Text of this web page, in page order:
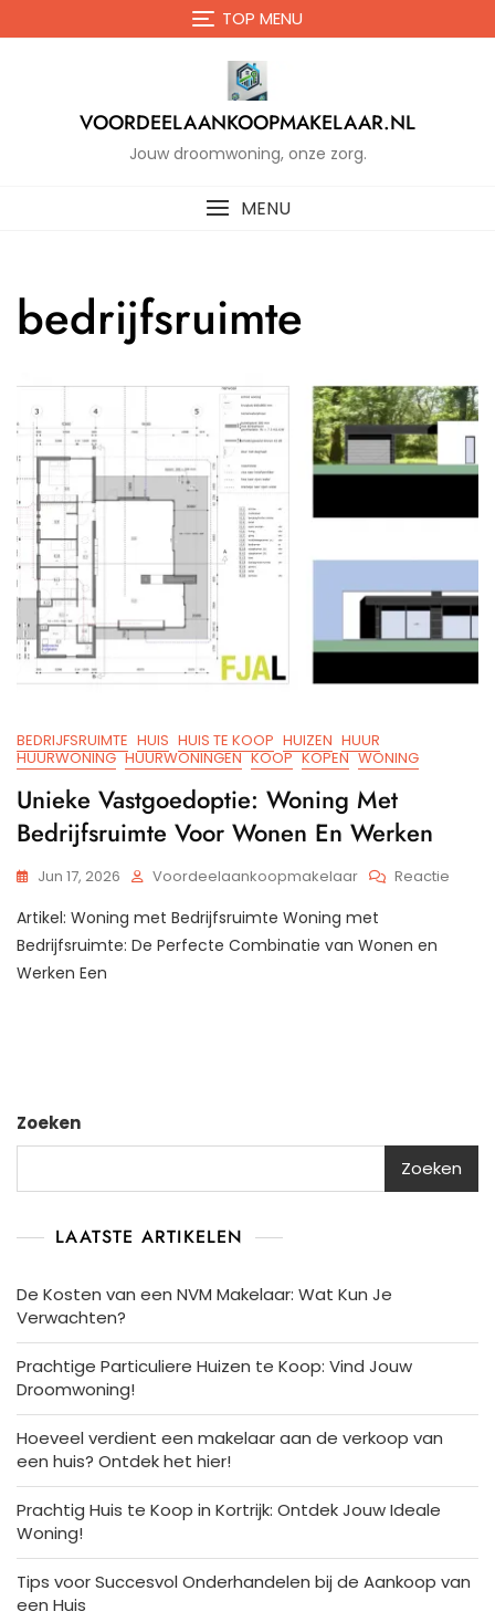
de
TOP MENU
VOORDEELAANKOOPMAKELAAR.NL
Jouw droomwoning, onze zorg.
MENU
bedrijfsruimte
BEDRIJFSRUIMTE HUIS HUIS TE KOOP HUIZEN HUUR
HUURWONING HUURWONINGEN KOOP KOPEN WONING
Unieke Vastgoedoptie: Woning Met
Bedrijfsruimte Voor Wonen En Werken
Jun 17, 2026 Voordeelaankoopmakelaar Reactie
Artikel: Woning met Bedrijfsruimte Woning met
Bedrijfsruimte: De Perfecte Combinatie van Wonen en
Werken Een
Zoeken
Zoeken
LAATSTE ARTIKELEN
De Kosten van een NVM Makelaar: Wat Kun Je
Verwachten?
Prachtige Particuliere Huizen te Koop: Vind Jouw
Droomwoning!
Hoeveel verdient een makelaar aan de verkoop van
een huis? Ontdek het hier!
Prachtig Huis te Koop in Kortrijk: Ontdek Jouw Ideale
Woning!
Tips voor Succesvol Onderhandelen bij de Aankoop van
een Huis